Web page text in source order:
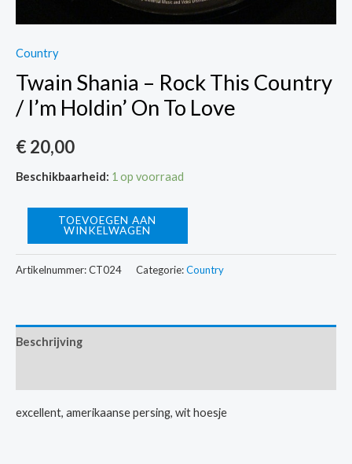
Country
Twain Shania – Rock This Country
/ I’m Holdin’ On To Love
€20,00
Beschikbaarheid: 1 op voorraad
Country
/
Holdin'
On
TOEVOEGEN AAN
WINKELWAGEN
Artikelnummer:CT024 Categorie:Country
Beschrijving
excellent, amerikaanse persing, wit hoesje